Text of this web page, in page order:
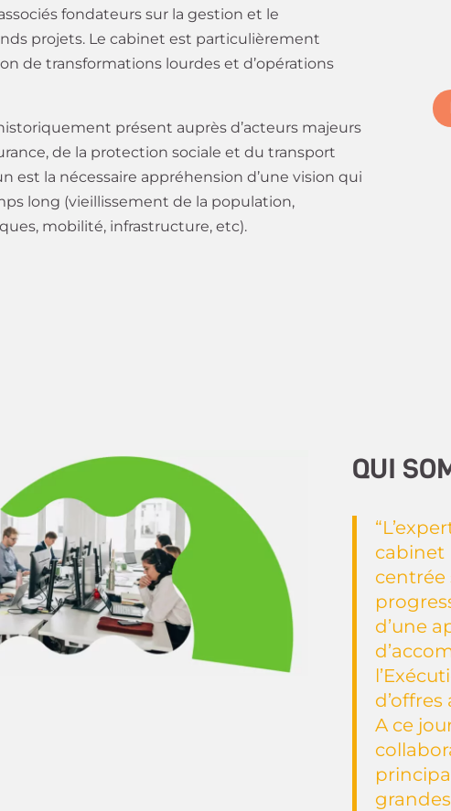
fondateurs sur la gestion et le
projets. Le cabinet est particulièrement
de transformations lourdes et d’opérations
présent auprès d’acteurs majeurs
de la protection sociale et du transport
est la nécessaire appréhension d’une vision qui
long (vieillissement de la population,
mobilité, infrastructure, etc).
QUI
cabinet
centrée
d’une
d’offres
A ce